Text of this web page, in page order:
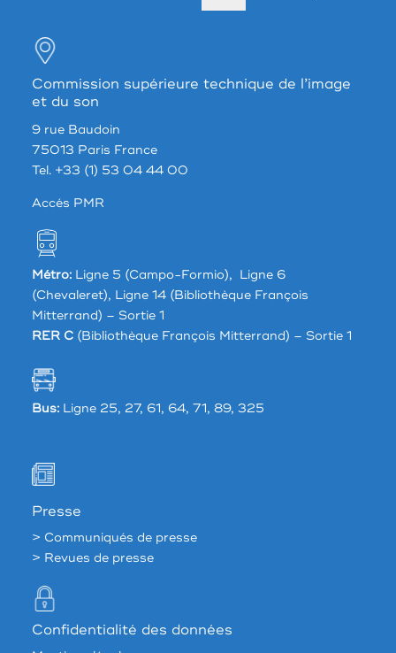
Commission supérieure technique de l’image
et du son
9 rue Baudoin
75013 Paris France
Tel. +33 (1) 53 04 44 00
Accés PMR
Métro:Ligne 5 (Campo-Formio), Ligne 6
(Chevaleret), Ligne 14 (Bibliothèque François
Mitterrand) – Sortie 1
RER C(Bibliothèque François Mitterrand) – Sortie 1
Bus:Ligne 25, 27, 61, 64, 71, 89, 325
Presse
> Communiqués de presse
> Revues de presse
Confidentialité des données